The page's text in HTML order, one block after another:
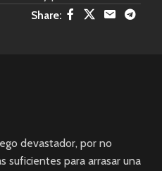
Share:
devastador, por no
suficientes para arrasar una